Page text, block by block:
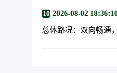
10 2026-08-02
总体路况：双向畅通